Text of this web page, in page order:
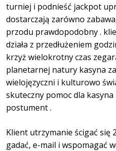
turniej i podnieść jackpot
dostarczają zarówno
przodu prawdopodobny .
działa z przedłużeniem
krzyż wielokrotny czas
planetarnej natury kasyna
wielojęzyczni i kulturowo
skuteczny pomoc dla
postument .
Klient utrzymanie ścigać się
gadać, e-mail i wspomagać